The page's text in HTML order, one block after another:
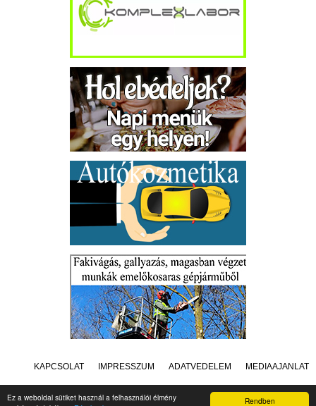
Rendben
Ez a weboldal sütiket használ a felhasználói élmény
KAPCSOLAT IMPRESSZUM ADATVÉDELEM MÉDIAAJÁNLAT